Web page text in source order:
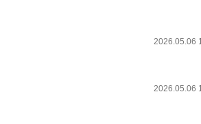
2026.05.06
2026.05.06